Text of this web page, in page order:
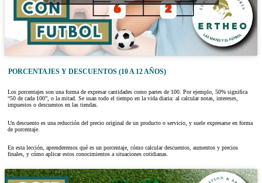
PORCENTAJES Y DESCUENTOS (10 A 12 AÑOS)
Los porcentajes son una forma de expresar cantidades como partes de 100. Por ejemplo, 50% significa
“50 de cada 100”, o la mitad. Se usan todo el tiempo en la vida diaria: al calcular notas, intereses,
impuestos o descuentos en las tiendas.
Un descuento es una reducción del precio original de un producto o servicio, y suele expresarse en forma
de porcentaje.
En esta lección, aprenderemos qué es un porcentaje, cómo calcular descuentos, aumentos y precios
finales, y cómo aplicar estos conocimientos a situaciones cotidianas.